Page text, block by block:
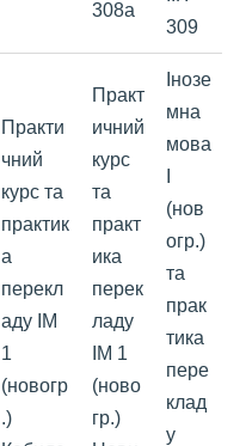
308а
309
Практи
чний
курс та
практик
а
перекл
аду ІМ
1
(новогр
.)
Практ
ичний
курс
та
практ
ика
перек
ладу
ІМ 1
(ново
гр.)
Інозе
мна
мова
(нов
огр.)
та
прак
тика
пере
клад
у